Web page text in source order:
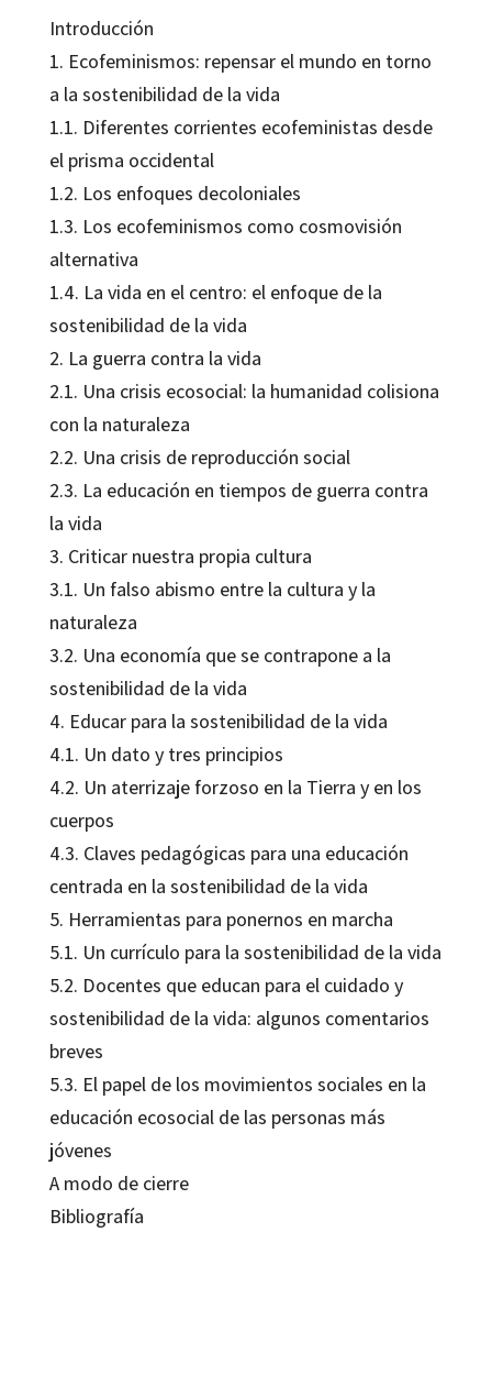
Introducción
1. Ecofeminismos: repensar el mundo en torno
a la sostenibilidad de la vida
1.1. Diferentes corrientes ecofeministas desde
el prisma occidental
1.2. Los enfoques decoloniales
1.3. Los ecofeminismos como cosmovisión
alternativa
1.4. La vida en el centro: el enfoque de la
sostenibilidad de la vida
2. La guerra contra la vida
2.1. Una crisis ecosocial: la humanidad colisiona
con la naturaleza
2.2. Una crisis de reproducción social
2.3. La educación en tiempos de guerra contra
la vida
3. Criticar nuestra propia cultura
3.1. Un falso abismo entre la cultura y la
naturaleza
3.2. Una economía que se contrapone a la
sostenibilidad de la vida
4. Educar para la sostenibilidad de la vida
4.1. Un dato y tres principios
4.2. Un aterrizaje forzoso en la Tierra y en los
cuerpos
4.3. Claves pedagógicas para una educación
centrada en la sostenibilidad de la vida
5. Herramientas para ponernos en marcha
5.1. Un currículo para la sostenibilidad de la vida
5.2. Docentes que educan para el cuidado y
sostenibilidad de la vida: algunos comentarios
breves
5.3. El papel de los movimientos sociales en la
educación ecosocial de las personas más
jóvenes
A modo de cierre
Bibliografía